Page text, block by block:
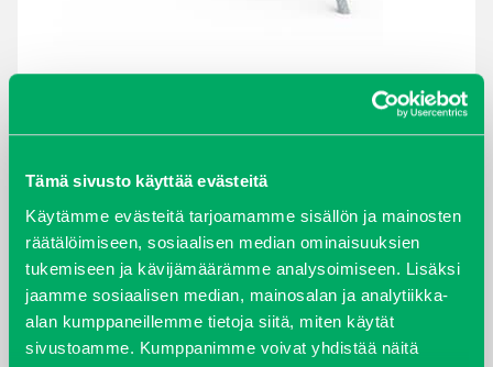
Tämä sivusto käyttää evästeitä
Käytämme evästeitä tarjoamamme sisällön ja mainosten
räätälöimiseen, sosiaalisen median ominaisuuksien
tukemiseen ja kävijämäärämme analysoimiseen. Lisäksi
jaamme sosiaalisen median, mainosalan ja analytiikka-
alan kumppaneillemme tietoja siitä, miten käytät
sivustoamme. Kumppanimme voivat yhdistää näitä
maaliskuu 2026
elokuu 2024
syyskuu 2023
joulukuu 2022